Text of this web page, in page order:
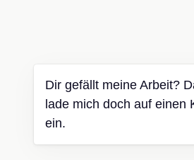
Dir gefällt meine Arbeit?
lade mich doch auf einen
ein.